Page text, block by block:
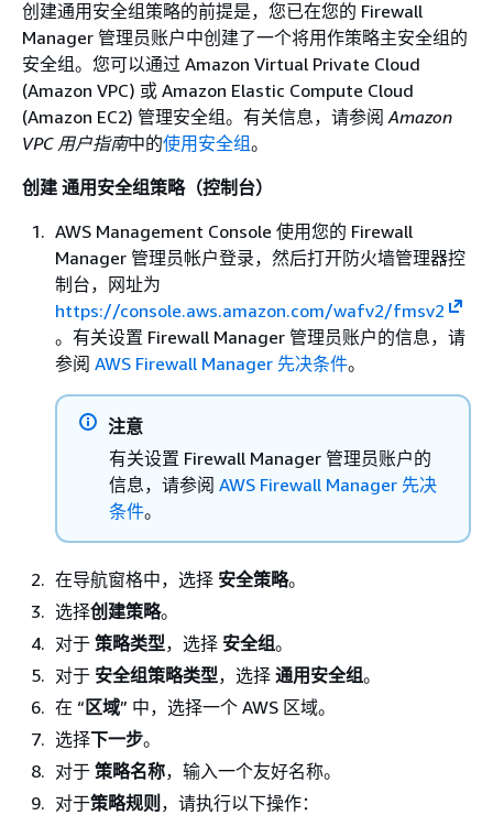
创建通用安全组策略的前提是，您已在您的 Firewall
Manager 管理员账户中创建了一个将用作策略主安全组的
安全组。您可以通过 Amazon Virtual Private Cloud
(Amazon VPC) 或 Amazon Elastic Compute Cloud
(Amazon EC2) 管理安全组。有关信息，请参阅Amazon
VPC 用户指南中的使用安全组。
创建 通用安全组策略（控制台）
AWS Management Console 使用您的 Firewall
Manager 管理员帐户登录，然后打开防火墙管理器控
制台，网址为
https://console.aws.amazon.com/wafv2/fmsv2
。有关设置 Firewall Manager 管理员账户的信息，请
参阅 AWS Firewall Manager 先决条件。
注意
有关设置 Firewall Manager 管理员账户的
信息，请参阅 AWS Firewall Manager 先决
条件。
在导航窗格中，选择 安全策略。
选择创建策略。
对于 策略类型，选择 安全组。
对于 安全组策略类型，选择 通用安全组。
在 “ 区域” 中，选择一个 AWS 区域。
选择下一步。
对于 策略名称，输入一个友好名称。
对于策略规则 ，请执行以下操作：